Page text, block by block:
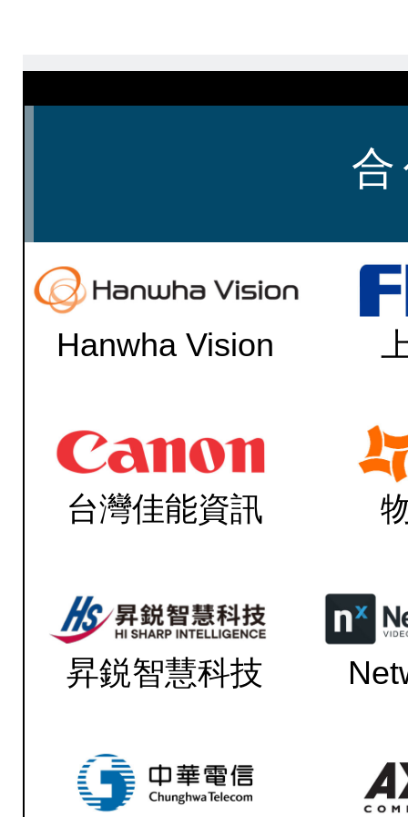
合
Hanwha Vision
台灣佳能資訊
昇鋭智慧科技